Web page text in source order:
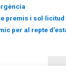
premis i sol·licitud
per al repte